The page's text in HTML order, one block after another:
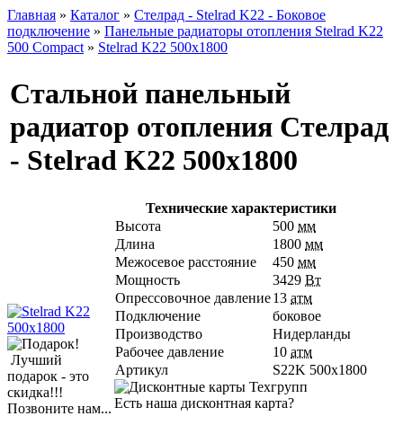
Главная » Каталог » Стелрад - Stelrad K22 - Боковое
подключение » Панельные радиаторы отопления Stelrad K22
500 Compact » Stelrad K22 500х1800
Стальной панельный
радиатор отопления Стелрад
- Stelrad K22 500х1800
Лучший
подарок - это
скидка!!!
Позвоните нам...
Технические характеристики
Высота
500 мм
Длина
1800 мм
Межосевое расстояние
450 мм
Мощность
3429 Вт
Опрессовочное давление13 атм
Подключение
боковое
Производство
Нидерланды
Рабочее давление
10 атм
Артикул
S22K 500х1800
Есть наша дисконтная карта?